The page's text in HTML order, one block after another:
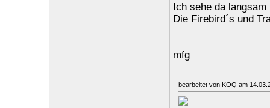
Ich sehe da
Die Firebird´s und
mfg
bearbeitet von KOQ am